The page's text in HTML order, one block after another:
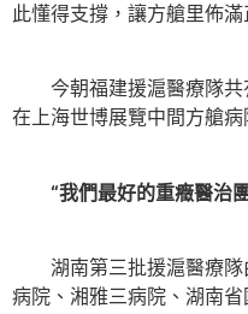
此懂得支撐，讓方艙里佈滿
今朝福建援滬醫療隊共
在上海世博展覽中間方艙病
“我們最好的重癥醫治團
湖南第三批援滬醫療隊
病院、湘雅三病院、湖南